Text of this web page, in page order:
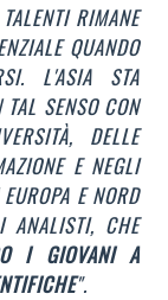
RIMANE
QUANDO
L'ASIA STA
SENSO CON
DELLE
E NEGLI
E NORD
ANALISTI, CHE
I GIOVANI A
".